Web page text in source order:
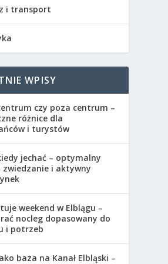
i transport
WPISY
czy poza centrum –
różnice dla
i turystów
jechać – optymalny
zwiedzanie i aktywny
weekend w Elblągu –
nocleg dopasowany do
i potrzeb
baza na Kanał Elbląski –